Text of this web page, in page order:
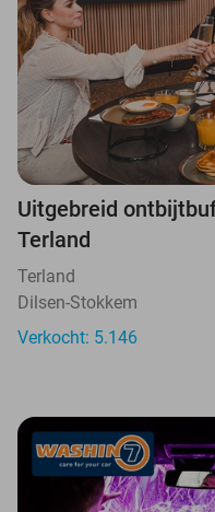
Uitgebreid
Terland
Terland
Dilsen-Stokkem
Verkocht: 5.146